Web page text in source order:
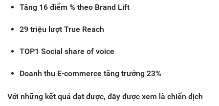
Tăng 16 điểm % theo Brand Lift
29 triệu lượt True Reach
TOP1 Social share of voice
Doanh thu E-commerce tăng trưởng 23%
Với những kết quả đạt được, đây được xem là chiến dịch